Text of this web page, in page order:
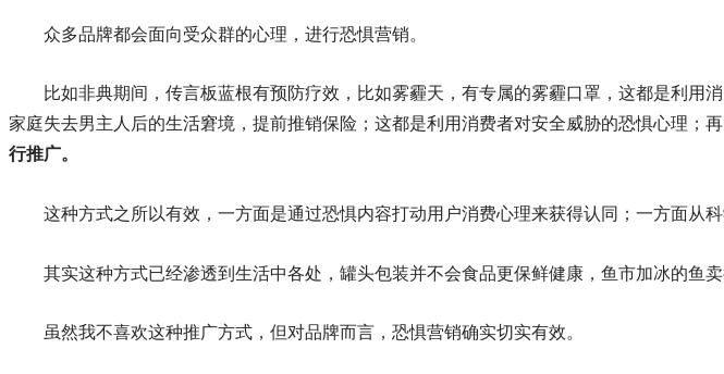
众多品牌都会面向受众群的心理，进行恐惧营销。
比如非典期间，传言板蓝根有预防疗效，比如雾霾天，有专属的雾霾口罩，这都是利
家庭失去男主人后的生活窘境，提前推销保险；这都是利用消费者对安全威胁的恐惧心理；
行推广。
这种方式之所以有效，一方面是通过恐惧内容打动用户消费心理来获得认同；一方面从
其实这种方式已经渗透到生活中各处，罐头包装并不会食品更保鲜健康，鱼市加冰的鱼
虽然我不喜欢这种推广方式，但对品牌而言，恐惧营销确实切实有效。